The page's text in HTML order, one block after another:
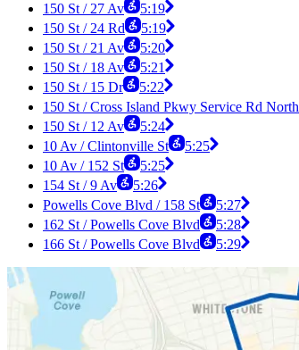
150 St / 27 Av
5:19
150 St / 24 Rd
5:19
150 St / 21 Av
5:20
150 St / 18 Av
5:21
150 St / 15 Dr
5:22
150 St / Cross Island Pkwy Service Rd North
150 St / 12 Av
5:24
10 Av / Clintonville St
5:25
10 Av / 152 St
5:25
154 St / 9 Av
5:26
Powells Cove Blvd / 158 St
5:27
162 St / Powells Cove Blvd
5:28
166 St / Powells Cove Blvd
5:29